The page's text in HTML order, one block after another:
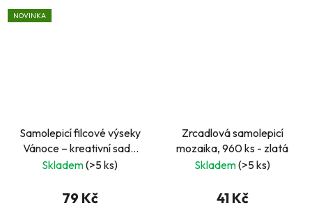
NOVINKA
Samolepicí filcové výseky
Vánoce – kreativní sada
pro vánoční tvoření
Skladem(>5 ks)
79 Kč
Zrcadlová samolepicí
mozaika, 960 ks - zlatá
Skladem(>5 ks)
41 Kč